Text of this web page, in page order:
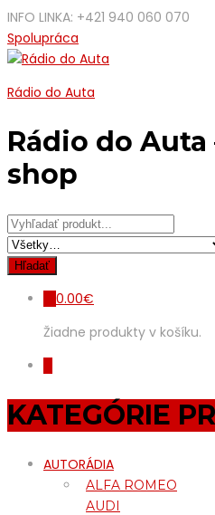
INFO LINKA: +421 940 060 070
Spolupráca
Rádio do Auta
Rádio do Auta
shop
0.00€
Žiadne produkty v košíku.
KATEGÓRIE
AUTORÁDIA
ALFA ROMEO
AUDI